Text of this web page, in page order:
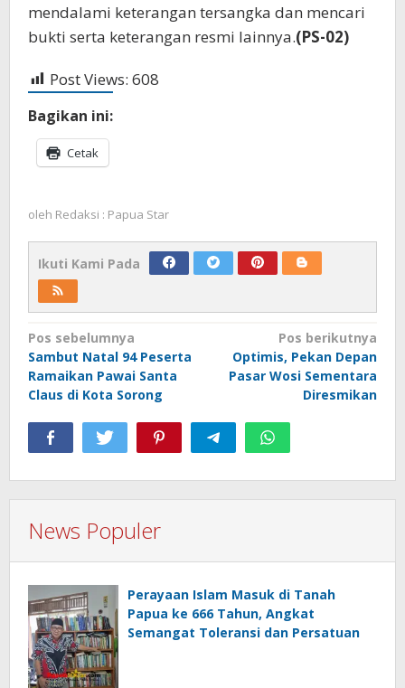
mendalami keterangan tersangka dan mencari
bukti serta keterangan resmi lainnya.(PS-02)
Post Views: 608
Bagikan ini:
Cetak
oleh Redaksi : Papua Star
Ikuti Kami Pada
Navigasi
pos
Pos sebelumnya
Sambut Natal 94 Peserta
Ramaikan Pawai Santa
Claus di Kota Sorong
Pos berikutnya
Optimis, Pekan Depan
Pasar Wosi Sementara
Diresmikan
News Populer
Perayaan Islam Masuk di Tanah
Papua ke 666 Tahun, Angkat
Semangat Toleransi dan Persatuan